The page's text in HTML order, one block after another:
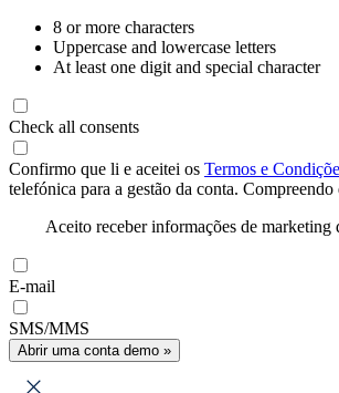
8 or more characters
Uppercase and lowercase letters
At least one digit and special character
Check all consents
Confirmo que li e aceitei os Termos e
telefónica para a gestão da conta.
Aceito receber informações de
E-mail
SMS/MMS
Abrir uma conta demo »